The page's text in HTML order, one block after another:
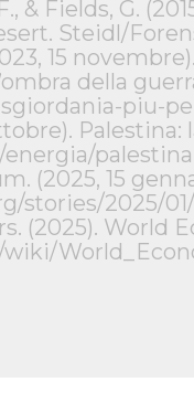
& Fields, G.
Steidl/
15
della
piu-
Palestina:
(2025, 15
stories/2025/
World